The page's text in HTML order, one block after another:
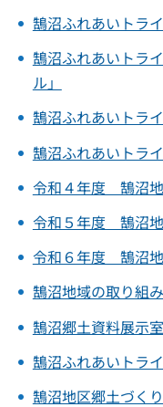
鵠沼ふれあいトラ
鵠沼ふれあいトラ
ル」
鵠沼ふれあいトラ
鵠沼ふれあいトラ
令和４年度 鵠沼
令和５年度 鵠沼
令和６年度 鵠沼
鵠沼地域の取り組み
鵠沼郷土資料展示
鵠沼ふれあいトラ
鵠沼地区郷土づく